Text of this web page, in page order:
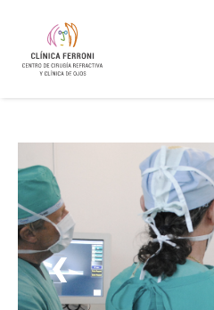
Con más de 30 años de
regional, nacional e
‹